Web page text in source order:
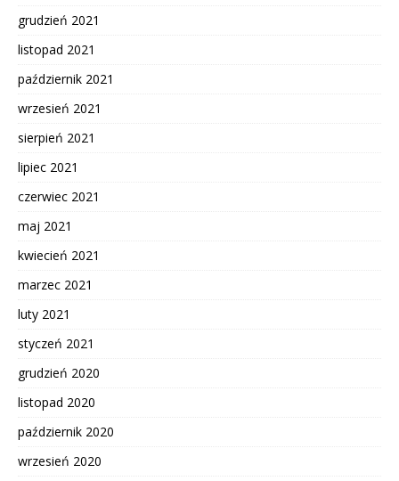
grudzień 2021
listopad 2021
październik 2021
wrzesień 2021
sierpień 2021
lipiec 2021
czerwiec 2021
maj 2021
kwiecień 2021
marzec 2021
luty 2021
styczeń 2021
grudzień 2020
listopad 2020
październik 2020
wrzesień 2020